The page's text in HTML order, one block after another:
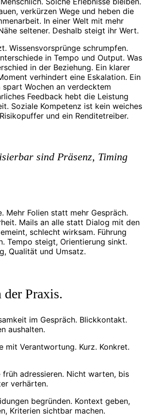
verkürzen Wege und heben die
In einer Welt mit mehr
seltener. Deshalb steigt ihr Wert.
Wissensvorsprünge schrumpfen.
in Tempo und Output. Was
in der Beziehung. Ein klarer
verhindert eine Eskalation. Ein
Wochen an verdecktem
Feedback hebt die Leistung
Soziale Kompetenz ist kein weiches
und ein Renditetreiber.
sind Präsenz, Timing
Mehr Folien statt mehr Gespräch.
Mails an alle statt Dialog mit den
schlecht wirksam. Führung
Tempo steigt, Orientierung sinkt.
Qualität und Umsatz.
Praxis.
im Gespräch. Blickkontakt.
aushalten.
mit Verantwortung. Kurz. Konkret.
früh adressieren. Nicht warten, bis
verhärten.
begründen. Kontext geben,
Kriterien sichtbar machen.